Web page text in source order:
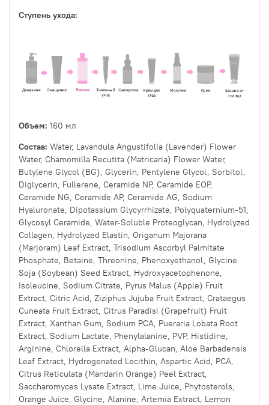
Ступень ухода:
Объем: 160 мл
Состав: Water, Lavandula Angustifolia (Lavender) Flower
Water, Chamomilla Recutita (Matricaria) Flower Water,
Butylene Glycol (BG), Glycerin, Pentylene Glycol, Sorbitol,
Diglycerin, Fullerene, Ceramide NP, Ceramide EOP,
Ceramide NG, Ceramide AP, Ceramide AG, Sodium
Hyaluronate, Dipotassium Glycyrrhizate, Polyquaternium-51,
Glycosyl Ceramide, Water-Soluble Proteoglycan, Hydrolyzed
Collagen, Hydrolyzed Elastin, Origanum Majorana
(Marjoram) Leaf Extract, Trisodium Ascorbyl Palmitate
Phosphate, Betaine, Threonine, Phenoxyethanol, Glycine
Soja (Soybean) Seed Extract, Hydroxyacetophenone,
Isoleucine, Sodium Citrate, Pyrus Malus (Apple) Fruit
Extract, Citric Acid, Ziziphus Jujuba Fruit Extract, Crataegus
Cuneata Fruit Extract, Citrus Paradisi (Grapefruit) Fruit
Extract, Xanthan Gum, Sodium PCA, Pueraria Lobata Root
Extract, Sodium Lactate, Phenylalanine, PVP, Histidine,
Arginine, Chlorella Extract, Alpha-Glucan, Aloe Barbadensis
Leaf Extract, Hydrogenated Lecithin, Aspartic Acid, PCA,
Citrus Reticulata (Mandarin Orange) Peel Extract,
Saccharomyces Lysate Extract, Lime Juice, Phytosterols,
Orange Juice, Glycine, Alanine, Artemia Extract, Lemon